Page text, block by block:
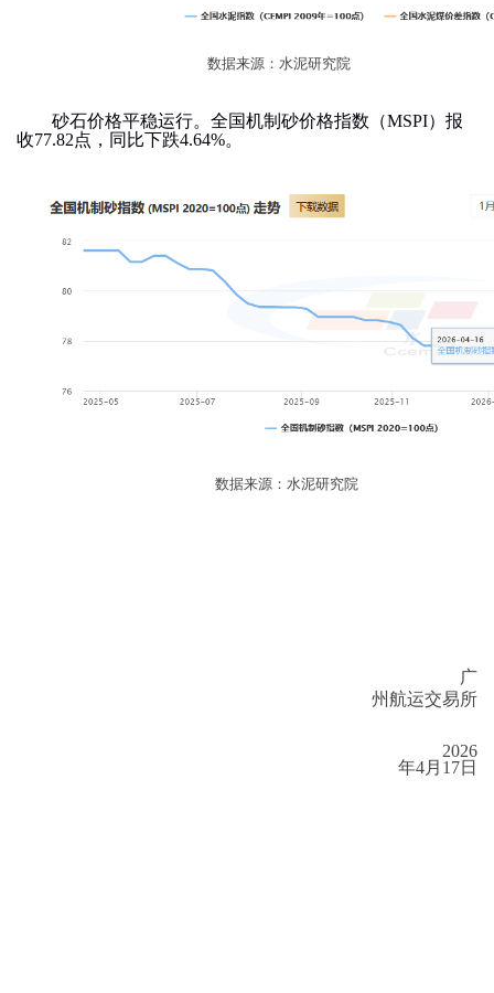
数据来源：水泥研究院
砂石价格平稳运行。全国机制砂价格指数（MSPI）报
收77.82点，同比下跌4.64%。
数据来源：水泥研究院
广
州航运交易所
2026
年4月 17日